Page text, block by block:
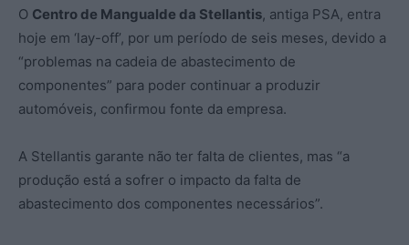
O Centro de Mangualde da Stellantis, antiga PSA, entra
hoje em ‘lay-off’, por um período de seis meses, devido a
“problemas na cadeia de abastecimento de
componentes” para poder continuar a produzir
automóveis, confirmou fonte da empresa.
A Stellantis garante não ter falta de clientes, mas “a
produção está a sofrer o impacto da falta de
abastecimento dos componentes necessários”.